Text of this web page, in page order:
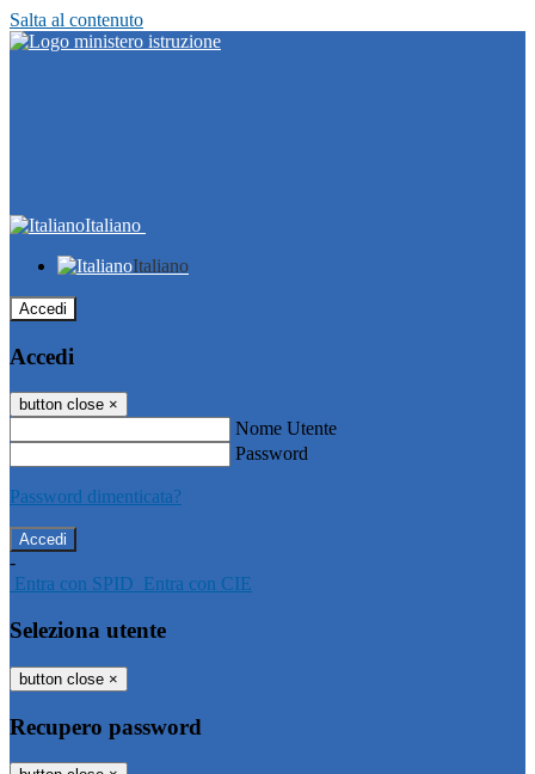
Salta al contenuto
Italiano
Italiano
Accedi
Accedi
button close ×
Nome Utente
Password
Password dimenticata?
-
Entra con SPID Entra con CIE
Seleziona utente
button close ×
Recupero password